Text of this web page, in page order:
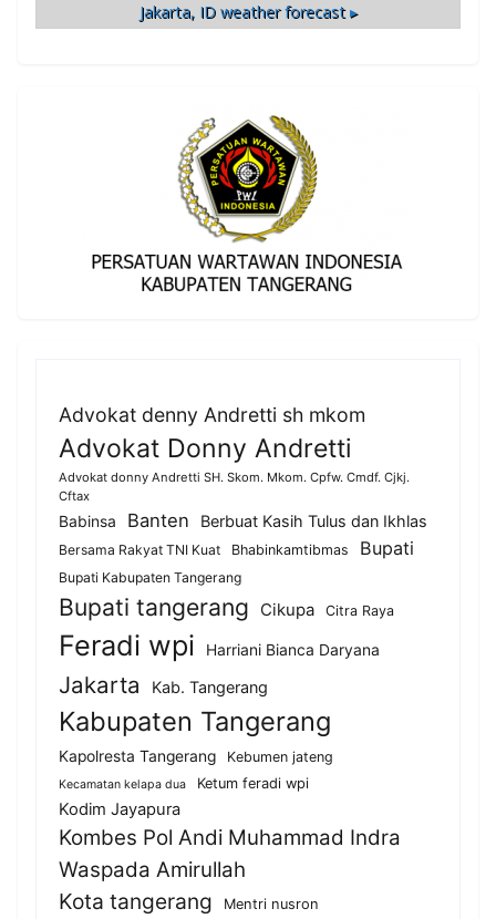
Jakarta, IDweather forecast ▸
Advokat denny Andretti sh mkom
Advokat Donny Andretti
Advokat donny Andretti SH. Skom. Mkom. Cpfw. Cmdf. Cjkj.
Cftax
Babinsa Banten Berbuat Kasih Tulus dan Ikhlas
Bersama Rakyat TNI Kuat Bhabinkamtibmas Bupati
Bupati Kabupaten Tangerang
Bupati tangerang Cikupa Citra Raya
Feradi wpi Harriani Bianca Daryana
Jakarta Kab. Tangerang
Kabupaten Tangerang
Kapolresta Tangerang Kebumen jateng
Kecamatan kelapa dua Ketum feradi wpi
Kodim Jayapura
Kombes Pol Andi Muhammad Indra
Waspada Amirullah
Kota tangerang
Mentri nusron